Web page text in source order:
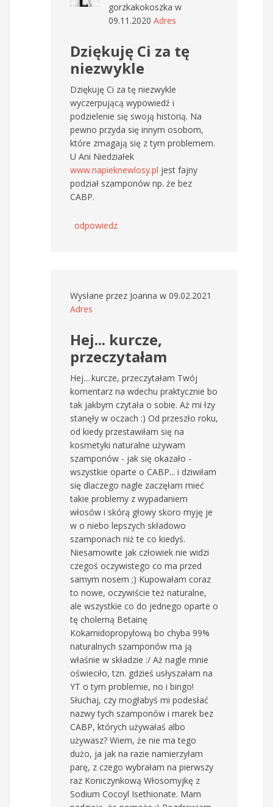
gorzkakokoszka w
09.11.2020 Adres
Dziękuję Ci za tę
niezwykle
Dziękuję Ci za tę niezwykle
wyczerpującą wypowiedź i
podzielenie się swoją historią. Na
pewno przyda się innym osobom,
które zmagają się z tym problemem.
U Ani Niedziałek
www.napieknewlosy.pl jest fajny
podział szamponów np. że bez
CABP.
odpowiedz
Wysłane przez Joanna w 09.02.2021
Adres
Hej... kurcze,
przeczytałam
Hej... kurcze, przeczytałam Twój
komentarz na wdechu praktycznie bo
tak jakbym czytała o sobie. Aż mi łzy
stanęły w oczach :) Od przeszło roku,
od kiedy przestawiłam się na
kosmetyki naturalne używam
szamponów - jak się okazało -
wszystkie oparte o CABP... i dziwiłam
się dlaczego nagle zaczęłam mieć
takie problemy z wypadaniem
włosów i skórą głowy skoro myję je
w o niebo lepszych składowo
szamponach niż te co kiedyś.
Niesamowite jak człowiek nie widzi
czegoś oczywistego co ma przed
samym nosem ;) Kupowałam coraz
to nowe, oczywiście też naturalne,
ale wszystkie co do jednego oparte o
tę cholerną Betainę
Kokamidopropylową bo chyba 99%
naturalnych szamponów ma ją
właśnie w składzie :/ Aż nagle mnie
oświeciło, tzn. gdzieś usłyszałam na
YT o tym problemie, no i bingo!
Słuchaj, czy mogłabyś mi podesłać
nazwy tych szamponów i marek bez
CABP, których używałaś albo
używasz? Wiem, że nie ma tego
dużo, ja jak na razie namierzyłam
parę, z czego wybrałam na pierwszy
raz Koniczynkową Włosomyjkę z
Sodium Cocoyl Isethionate. Mam